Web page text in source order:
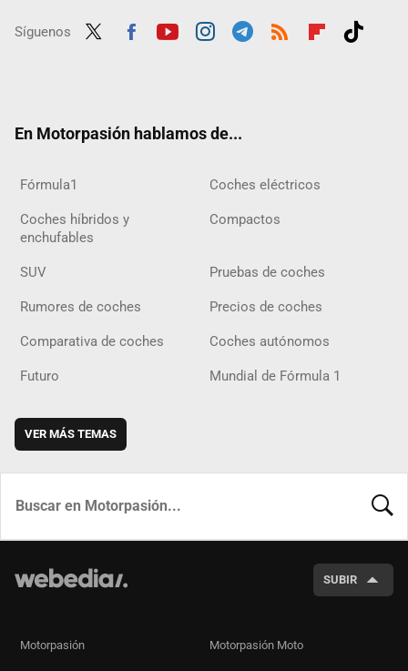
Síguenos
En Motorpasión hablamos de...
Fórmula1 Coches eléctricos
Coches híbridos y
enchufables
Compactos
SUV Pruebas de coches
Rumores de coches Precios de coches
Comparativa de coches Coches autónomos
Futuro Mundial de Fórmula 1
VER MÁS TEMAS
SUBIR
Motorpasión Motorpasión Moto